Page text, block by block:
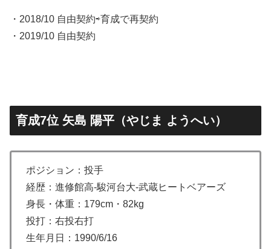
・2018/10 自由契約⇨育成で再契約
・2019/10 自由契約
育成7位 矢島 陽平（やじま ようへい）
ポジション：投手
経歴：進修館高-駿河台大-武蔵ヒートベアーズ
身長・体重：179cm・82kg
投打：右投右打
生年月日：1990/6/16